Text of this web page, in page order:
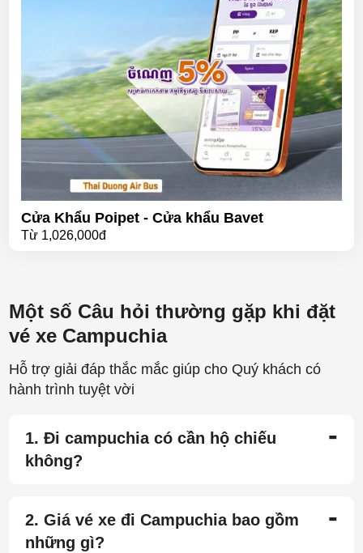
Cửa Khẩu Poipet - Cửa khẩu Bavet
Từ 1,026,000đ
Một số Câu hỏi thường gặp khi đặt
vé xe Campuchia
Hỗ trợ giải đáp thắc mắc giúp cho Quý khách có
hành trình tuyệt vời
1. Đi campuchia có cần hộ chiếu
không?
-
2. Giá vé xe đi Campuchia bao gồm
những gì?
-